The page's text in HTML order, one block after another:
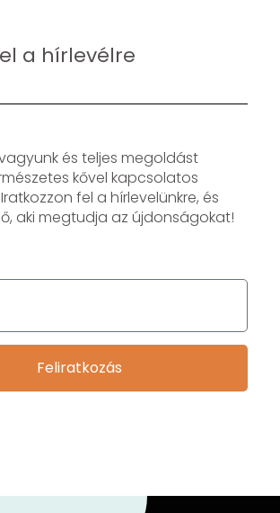
a hírlevélre
és teljes megoldást
kővel kapcsolatos
fel a hírlevelünkre, és
aki megtudja az újdonságokat!
Feliratkozás